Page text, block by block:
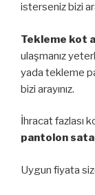
isterseniz bizi
Tekleme kot
ulaşmanız
yada tekleme
bizi arayınız.
İhracat fazlası
pantolon
Uygun fiyata